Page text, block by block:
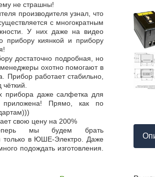
не страшны!
производителя узнал, что
с многократным
У них даже на видео
прибору киянкой и прибору
достаточно подробная, но
охотно помогают в
Прибор работает стабильно,
прибора даже салфетка для
приложена! Прямо, как по
свою цену на 200%
мы будем брать
только в ЮШЕ-Электро. Даже
подождать изготовления.
впервые
Приятно
поставщиком!